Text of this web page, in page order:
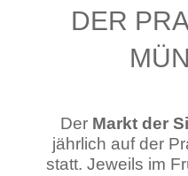
DER
Der Markt der
jährlich auf der
statt. Jeweils im